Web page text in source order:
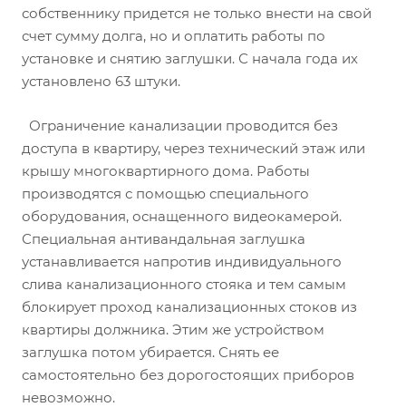
собственнику придется не только внести на свой
счет сумму долга, но и оплатить работы по
установке и снятию заглушки. С начала года их
установлено 63 штуки.
Ограничение канализации проводится без
доступа в квартиру, через технический этаж или
крышу многоквартирного дома. Работы
производятся с помощью специального
оборудования, оснащенного видеокамерой.
Специальная антивандальная заглушка
устанавливается напротив индивидуального
слива канализационного стояка и тем самым
блокирует проход канализационных стоков из
квартиры должника. Этим же устройством
заглушка потом убирается. Снять ее
самостоятельно без дорогостоящих приборов
невозможно.